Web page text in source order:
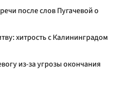
после слов Пугачевой о
хитрость с Калининградом
из-за угрозы окончания